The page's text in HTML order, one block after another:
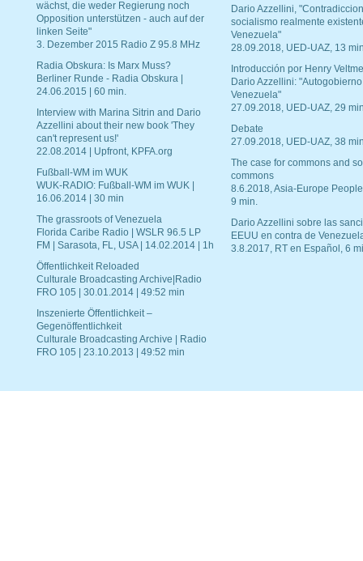
wächst, die weder Regierung noch
Opposition unterstützen - auch auf der
linken Seite"
3. Dezember 2015 Radio Z 95.8 MHz
Radia Obskura: Is Marx Muss?
Berliner Runde - Radia Obskura |
24.06.2015 | 60 min.
Interview with Marina Sitrin and Dario
Azzellini about their new book 'They
can't represent us!'
22.08.2014 | Upfront, KPFA.org
Fußball-WM im WUK
WUK-RADIO: Fußball-WM im WUK |
16.06.2014 | 30 min
The grassroots of Venezuela
Florida Caribe Radio | WSLR 96.5 LP
FM | Sarasota, FL, USA | 14.02.2014 | 1h
Öffentlichkeit Reloaded
Culturale Broadcasting Archive|Radio
FRO 105 | 30.01.2014 | 49:52 min
Inszenierte Öffentlichkeit –
Gegenöffentlichkeit
Culturale Broadcasting Archive | Radio
FRO 105 | 23.10.2013 | 49:52 min
Dario Azzellini,
socialismo realmente
Venezuela"
28.09.2018, UED-UAZ, 13
Introducción por Henry
Dario Azzellini:
Venezuela"
27.09.2018, UED-UAZ, 29
Debate
27.09.2018, UED-UAZ, 38
The case for commons and
commons
8.6.2018, Asia-Europe
9 min.
Dario Azzellini sobre las
EEUU en contra de
3.8.2017, RT en Español, 6